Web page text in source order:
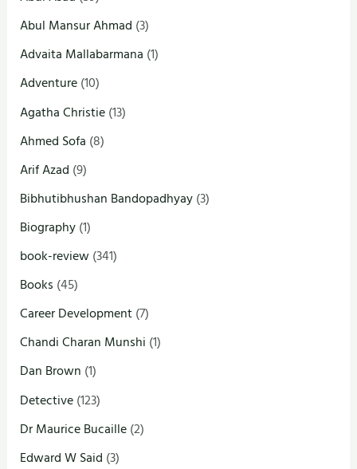
Abul Mansur Ahmad (3)
Advaita Mallabarmana (1)
Adventure(10)
Agatha Christie(13)
Ahmed Sofa (8)
Arif Azad (9)
Bibhutibhushan Bandopadhyay(3)
Biography(1)
book-review(341)
Books (45)
Career Development(7)
Chandi Charan Munshi (1)
Dan Brown (1)
Detective(123)
Dr Maurice Bucaille(2)
Edward W Said (3)